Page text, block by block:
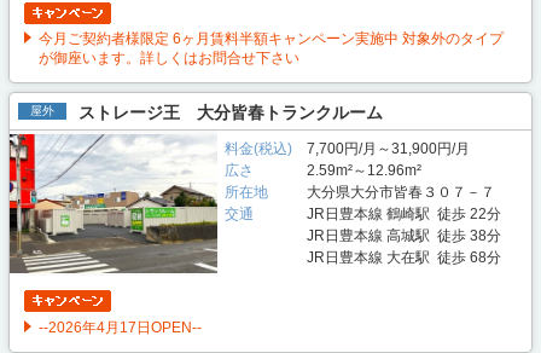
今月ご契約者様限定 6ヶ月賃料半額キャンペーン実施中 対象外のタイプ
が御座います。詳しくはお問合せ下さい
屋外 ストレージ王 大分皆春トランクルーム
料金(税込)
7,700円/月～31,900円/月
広さ
2.59m²～12.96m²
所在地
大分県大分市皆春３０７－７
交通
JR日豊本線 鶴崎駅 徒歩 22分
JR日豊本線 高城駅 徒歩 38分
JR日豊本線 大在駅 徒歩 68分
--2026年4月17日OPEN--